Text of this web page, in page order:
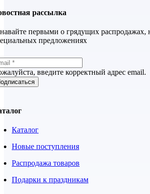
рассылка
первыми о грядущих распродажах,
предложениях
введите корректный адрес email.
Каталог
Новые поступления
Распродажа товаров
Подарки к праздникам